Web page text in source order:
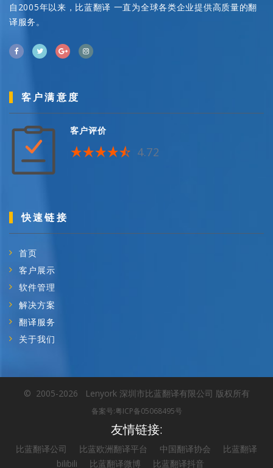
自2005年以来，比蓝翻译 一直为全球各类企业提供高质量的翻
译服务。
客户满意度
客户评价
4.72
快速链接
首页
客户展示
软件管理
解决方案
翻译服务
关于我们
© 2005-2026 Lenyork 深圳市比蓝翻译有限公司 版权所有
备案号:粤ICP备05068495号
友情链接:
比蓝翻译公司 比蓝欧洲翻译平台 中国翻译协会
比蓝翻译
bilibili
比蓝翻译微博 比蓝翻译抖音